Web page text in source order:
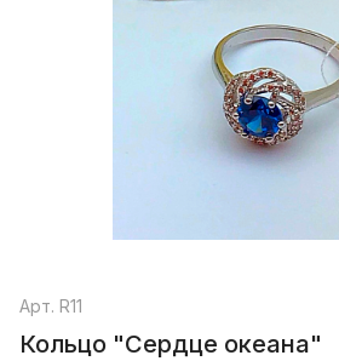
Арт. R11
Кольцо "Сердце океана"